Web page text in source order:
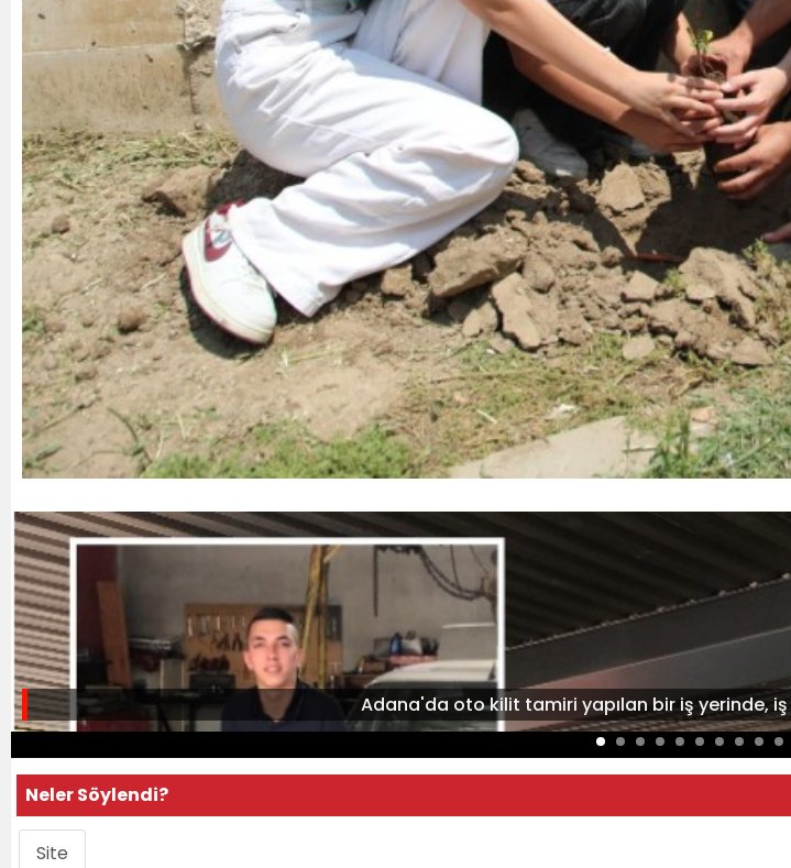
Adana'da oto kilit tamiri yapılan bir iş yerinde,
Neler Söylendi?
Site